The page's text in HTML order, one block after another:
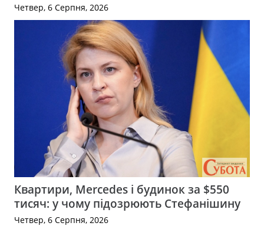
Четвер, 6 Серпня, 2026
Квартири, Mercedes і будинок за $550
тисяч: у чому підозрюють Стефанішину
Четвер, 6 Серпня, 2026